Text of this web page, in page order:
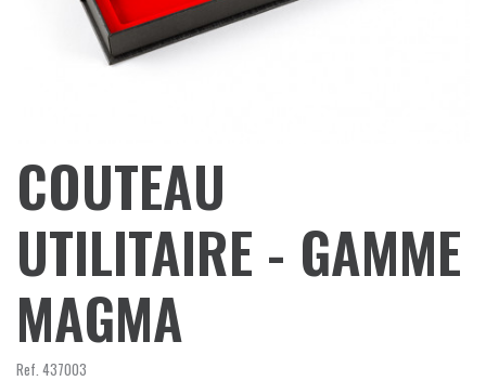
COUTEAU
UTILITAIRE - GAMME
MAGMA
Ref. 437003